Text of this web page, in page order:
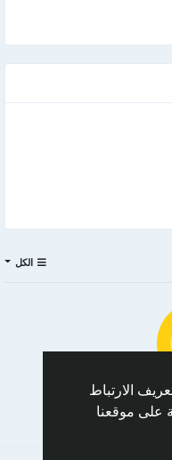
الارتباط
موقعنا
الكل
No